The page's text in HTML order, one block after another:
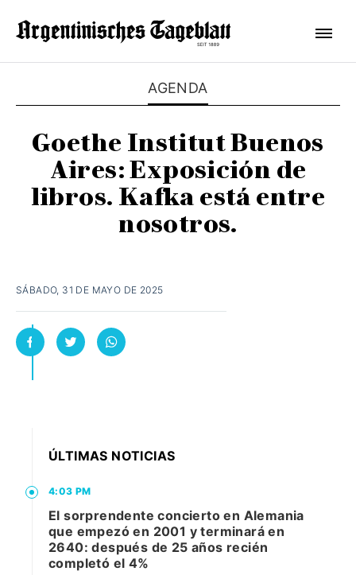
AGENDA
Goethe Institut Buenos
Aires: Exposición de
libros. Kafka está entre
nosotros.
SÁBADO, 31 DE MAYO DE 2025
ÚLTIMAS NOTICIAS
4:03 PM
El sorprendente concierto en Alemania
que empezó en 2001 y terminará en
2640: después de 25 años recién
completó el 4%